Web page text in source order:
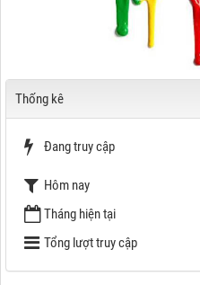
Thống kê
Đang truy cập
Hôm nay
Tháng hiện tại
Tổng lượt truy cập